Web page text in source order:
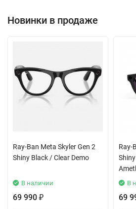
Новинки в продаже
Ray-Ban Meta Skyler Gen 2
Shiny Black / Clear Demo
В наличии
69 990 ₽
Ray-
В
69